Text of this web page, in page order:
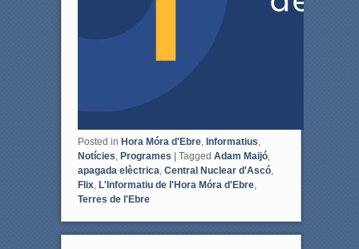
Posted in Hora Móra d'Ebre, Informatius,
Notícies, Programes Tagged Adam Maijó,
apagada elèctrica, Central Nuclear d'Ascó,
Flix, L'Informatiu de l'Hora Móra d'Ebre,
Terres de l'Ebre